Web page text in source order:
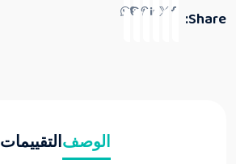
Share:
الوصفالتقييمات